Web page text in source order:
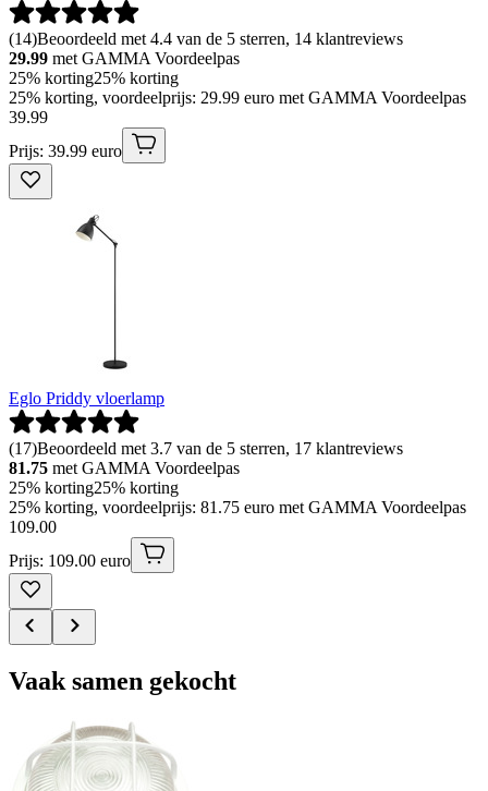
(14)Beoordeeld met 4.4 van de 5 sterren, 14 klantreviews
29.99 met GAMMA Voordeelpas
25% korting25% korting
25% korting, voordeelprijs: 29.99 euro met GAMMA Voordeelpas
39.99
Prijs: 39.99 euro
Eglo Priddy vloerlamp
(17)Beoordeeld met 3.7 van de 5 sterren, 17 klantreviews
81.75 met GAMMA Voordeelpas
25% korting25% korting
25% korting, voordeelprijs: 81.75 euro met GAMMA Voordeelpas
109.00
Prijs: 109.00 euro
Vaak samen gekocht